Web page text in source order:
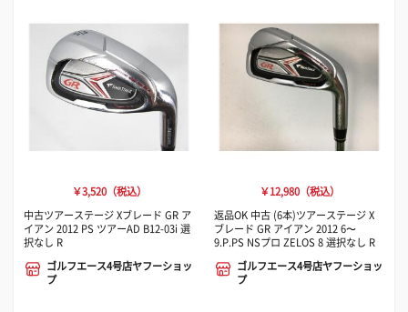
￥3,520（税込）
中古ツアーステージ Xブレード GR ア
イアン 2012 PS ツアーAD B12-03i 選
択なし R
ゴルフエース4号店ヤフーショッ
プ
￥12,980（税込）
返品OK 中古 (6本)ツアーステージ X
ブレード GR アイアン 2012 6〜
9.P.PS NSプロ ZELOS 8 選択なし R
ゴルフエース4号店ヤフーショッ
プ